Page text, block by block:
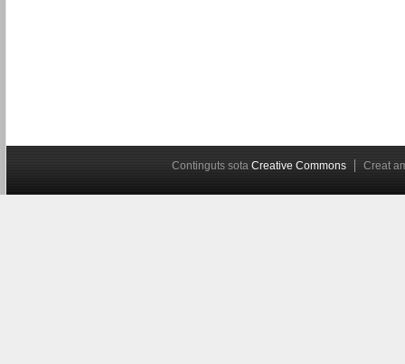
Continguts sota Creative Commons Creat